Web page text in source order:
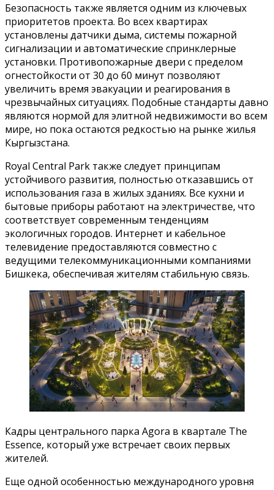
Безопасность также является одним из ключевых
приоритетов проекта. Во всех квартирах
установлены датчики дыма, системы пожарной
сигнализации и автоматические спринклерные
установки. Противопожарные двери с пределом
огнестойкости от 30 до 60 минут позволяют
увеличить время эвакуации и реагирования в
чрезвычайных ситуациях. Подобные стандарты давно
являются нормой для элитной недвижимости во всем
мире, но пока остаются редкостью на рынке жилья
Кыргызстана.
Royal Central Park также следует принципам
устойчивого развития, полностью отказавшись от
использования газа в жилых зданиях. Все кухни и
бытовые приборы работают на электричестве, что
соответствует современным тенденциям
экологичных городов. Интернет и кабельное
телевидение предоставляются совместно с
ведущими телекоммуникационными компаниями
Бишкека, обеспечивая жителям стабильную связь.
Кадры центрального парка Agora в квартале The
Essence, который уже встречает своих первых
жителей.
Еще одной особенностью международного уровня